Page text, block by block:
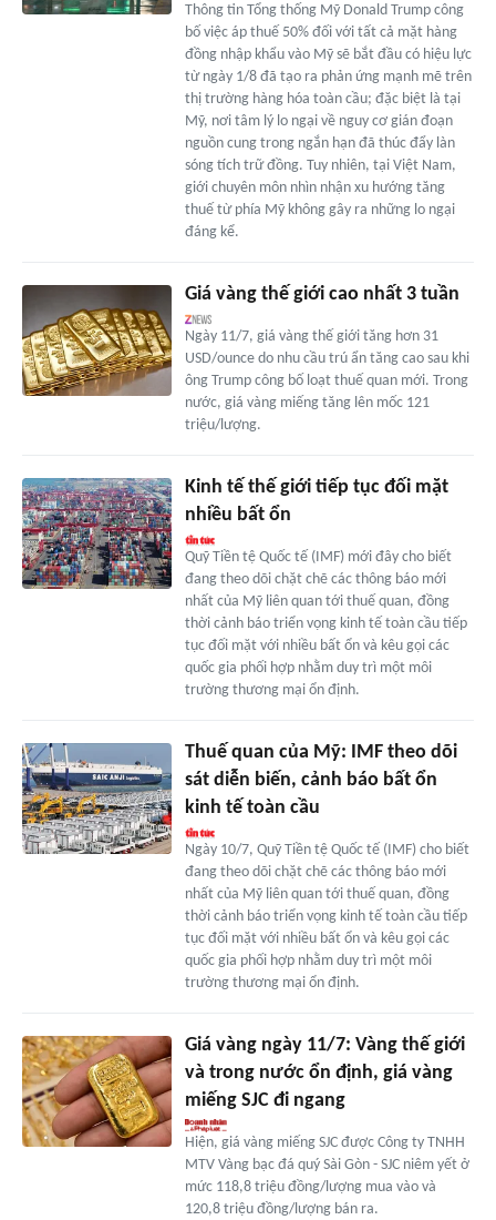
Thông tin Tổng thống Mỹ Donald Trump công
bố việc áp thuế 50% đối với tất cả mặt hàng
đồng nhập khẩu vào Mỹ sẽ bắt đầu có hiệu lực
từ ngày 1/8 đã tạo ra phản ứng mạnh mẽ trên
thị trường hàng hóa toàn cầu; đặc biệt là tại
Mỹ, nơi tâm lý lo ngại về nguy cơ gián đoạn
nguồn cung trong ngắn hạn đã thúc đẩy làn
sóng tích trữ đồng. Tuy nhiên, tại Việt Nam,
giới chuyên môn nhìn nhận xu hướng tăng
thuế từ phía Mỹ không gây ra những lo ngại
đáng kể.
Giá vàng thế giới cao nhất 3 tuần
Ngày 11/7, giá vàng thế giới tăng hơn 31
USD/ounce do nhu cầu trú ẩn tăng cao sau khi
ông Trump công bố loạt thuế quan mới. Trong
nước, giá vàng miếng tăng lên mốc 121
triệu/lượng.
Kinh tế thế giới tiếp tục đối mặt
nhiều bất ổn
Quỹ Tiền tệ Quốc tế (IMF) mới đây cho biết
đang theo dõi chặt chẽ các thông báo mới
nhất của Mỹ liên quan tới thuế quan, đồng
thời cảnh báo triển vọng kinh tế toàn cầu tiếp
tục đối mặt với nhiều bất ổn và kêu gọi các
quốc gia phối hợp nhằm duy trì một môi
trường thương mại ổn định.
Thuế quan của Mỹ: IMF theo dõi
sát diễn biến, cảnh báo bất ổn
kinh tế toàn cầu
Ngày 10/7, Quỹ Tiền tệ Quốc tế (IMF) cho biết
đang theo dõi chặt chẽ các thông báo mới
nhất của Mỹ liên quan tới thuế quan, đồng
thời cảnh báo triển vọng kinh tế toàn cầu tiếp
tục đối mặt với nhiều bất ổn và kêu gọi các
quốc gia phối hợp nhằm duy trì một môi
trường thương mại ổn định.
Giá vàng ngày 11/7: Vàng thế giới
và trong nước ổn định, giá vàng
miếng SJC đi ngang
Hiện, giá vàng miếng SJC được Công ty TNHH
MTV Vàng bạc đá quý Sài Gòn - SJC niêm yết ở
mức 118,8 triệu đồng/lượng mua vào và
120,8 triệu đồng/lượng bán ra.